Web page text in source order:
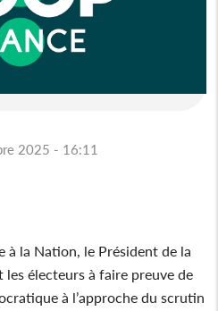
2025 - 16:11
à la Nation, le Président de la
électeurs à faire preuve de
à l’approche du scrutin